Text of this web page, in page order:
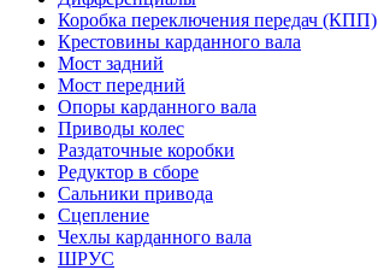
Коробка переключения передач (КПП)
Крестовины карданного вала
Мост задний
Мост передний
Опоры карданного вала
Приводы колес
Раздаточные коробки
Редуктор в сборе
Сальники привода
Сцепление
Чехлы карданного вала
ШРУС